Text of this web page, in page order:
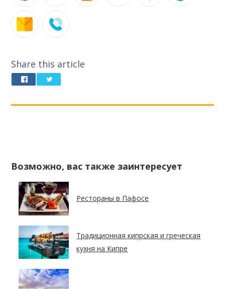
Share this article
Возможно, вас также заинтересует
Рестораны в Пафосе
Традиционная кипрская и греческая
кухня на Кипре